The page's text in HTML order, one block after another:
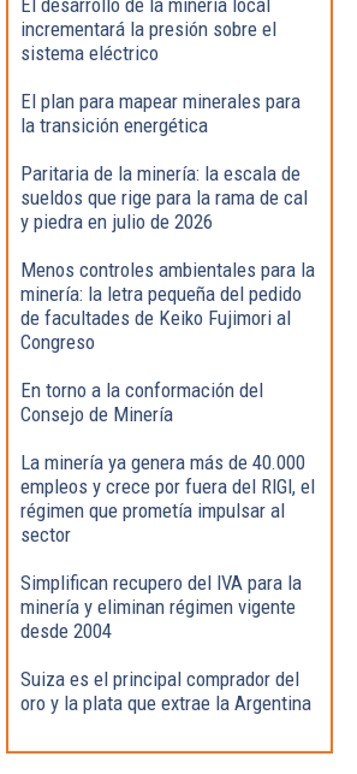
incrementará la presión sobre el
sistema eléctrico
El plan para mapear minerales para
la transición energética
Paritaria de la minería: la escala de
sueldos que rige para la rama de cal
y piedra en julio de 2026
Menos controles ambientales para la
minería: la letra pequeña del pedido
de facultades de Keiko Fujimori al
Congreso
En torno a la conformación del
Consejo de Minería
La minería ya genera más de 40.000
empleos y crece por fuera del RIGI, el
régimen que prometía impulsar al
sector
Simplifican recupero del IVA para la
minería y eliminan régimen vigente
desde 2004
Suiza es el principal comprador del
oro y la plata que extrae la Argentina